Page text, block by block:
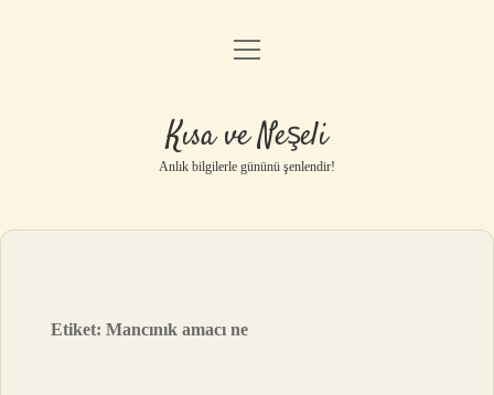
Anasayfa
Yasal Uyarı
menüyü
Kısa ve Neşeli
Anlık bilgilerle gününü şenlendir!
Etiket:Mancınık amacı ne